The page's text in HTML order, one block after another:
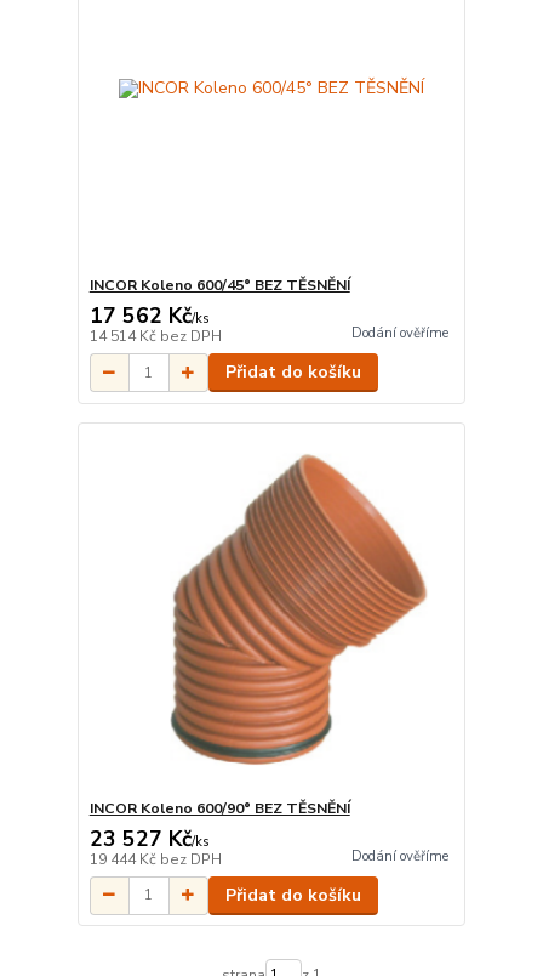
INCOR Koleno 600/45° BEZ TĚSNĚNÍ
17 562 Kč/ks
14 514 Kč bez DPH Dodání ověříme
Přidat do košíku
INCOR Koleno 600/90° BEZ TĚSNĚNÍ
23 527 Kč/ks
19 444 Kč bez DPH Dodání ověříme
Přidat do košíku